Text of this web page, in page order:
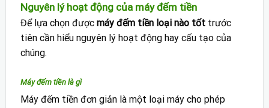
Nguyên lý hoạt động của máy đếm tiền
Để lựa chọn được máy đếm tiền loại nào tốt trước
tiên cần hiểu nguyên lý hoạt động hay cấu tạo của
chúng.
Máy đếm tiền là gì
Máy đếm tiền đơn giản là một loại máy cho phép